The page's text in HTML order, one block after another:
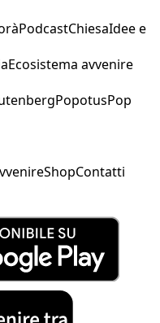
PodcastChiesaIdee e
Ecosistema avvenire
PopotusPop
ShopContatti